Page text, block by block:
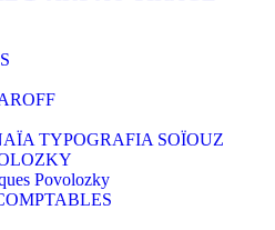
TYPOGRAFIA SOÏOUZ
Povolozky